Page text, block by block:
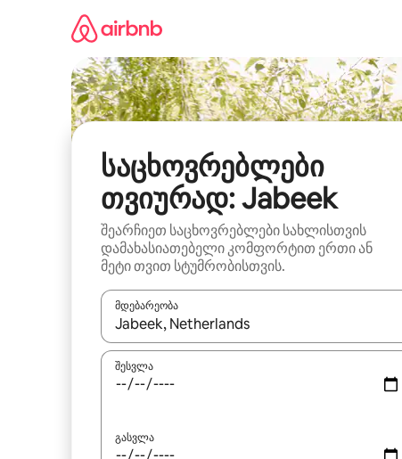
საცხოვრებლები
თვიურად: Jabeek
შეარჩიეთ საცხოვრებლები სახლისთვის
დამახასიათებელი კომფორტით ერთი ან
მეტი თვით სტუმრობისთვის.
მდებარეობა
როცა შედეგები ხელმისაწვდომი გახდება,
შესვლა
გასვლა